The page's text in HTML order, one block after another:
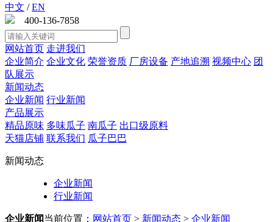
中文 /EN
400-136-7858
网站首页 走进我们
企业简介 企业文化 荣誉资质 厂房设备 产地追溯 视频中心 团
队展示
新闻动态
企业新闻 行业新闻
产品展示
精品原味 多味瓜子 南瓜子 出口级原料
天猫店铺 联系我们 瓜子巴巴
新闻动态
企业新闻
行业新闻
企业新闻当前位置： 网站首页 > 新闻动态 > 企业新闻